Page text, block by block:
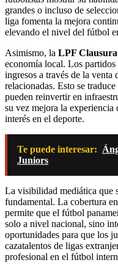
grandes o incluso de
liga fomenta la mejora
elevando el nivel del fútbol
Asimismo, la LPF Clausura
economía local. Los
ingresos a través de la venta
relacionadas. Esto se
pueden reinvertir en
su vez mejora la
interés en el deporte.
Te puede interesar:
Juniors
La visibilidad mediática que
fundamental. La cobertura
permite que el fútbol
solo a nivel nacional, sino
oportunidades para que los
cazatalentos de ligas
profesional en el fútbol